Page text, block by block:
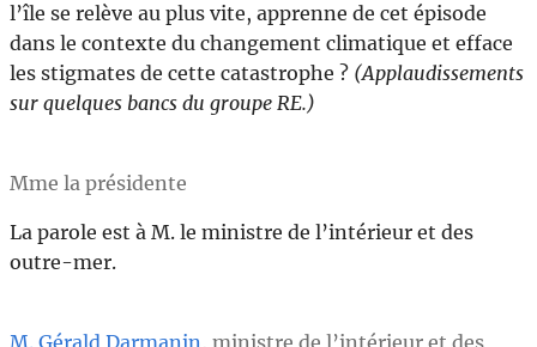
l’île se relève au plus vite, apprenne de cet épisode
dans le contexte du changement climatique et efface
les stigmates de cette catastrophe ? (Applaudissements
sur quelques bancs du groupe RE.)
Mme la présidente
La parole est à M. le ministre de l’intérieur et des
outre-mer.
M. Gérald Darmanin , ministre de l’intérieur et des